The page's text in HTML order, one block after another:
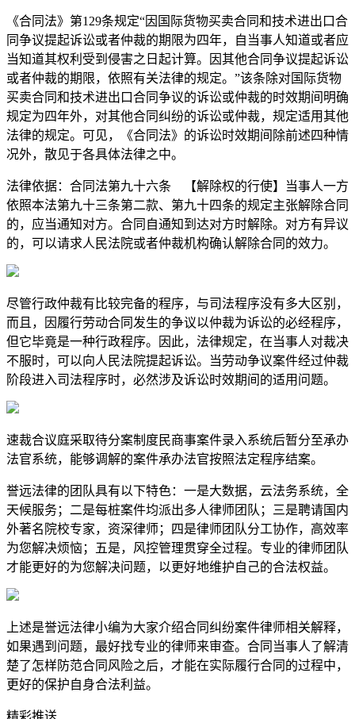
《合同法》第129条规定“因国际货物买卖合同和技术进出口合
同争议提起诉讼或者仲裁的期限为四年，自当事人知道或者应
当知道其权利受到侵害之日起计算。因其他合同争议提起诉讼
或者仲裁的期限，依照有关法律的规定。”该条除对国际货物
买卖合同和技术进出口合同争议的诉讼或仲裁的时效期间明确
规定为四年外，对其他合同纠纷的诉讼或仲裁，规定适用其他
法律的规定。可见，《合同法》的诉讼时效期间除前述四种情
况外，散见于各具体法律之中。
法律依据：合同法第九十六条 【解除权的行使】当事人一方
依照本法第九十三条第二款、第九十四条的规定主张解除合同
的，应当通知对方。合同自通知到达对方时解除。对方有异议
的，可以请求人民法院或者仲裁机构确认解除合同的效力。
尽管行政仲裁有比较完备的程序，与司法程序没有多大区别，
而且，因履行劳动合同发生的争议以仲裁为诉讼的必经程序，
但它毕竟是一种行政程序。因此，法律规定，在当事人对裁决
不服时，可以向人民法院提起诉讼。当劳动争议案件经过仲裁
阶段进入司法程序时，必然涉及诉讼时效期间的适用问题。
速裁合议庭采取待分案制度民商事案件录入系统后暂分至承办
法官系统，能够调解的案件承办法官按照法定程序结案。
誉远法律的团队具有以下特色：一是大数据，云法务系统，全
天候服务；二是每桩案件均派出多人律师团队；三是聘请国内
外著名院校专家，资深律师；四是律师团队分工协作，高效率
为您解决烦恼；五是，风控管理贯穿全过程。专业的律师团队
才能更好的为您解决问题，以更好地维护自己的合法权益。
上述是誉远法律小编为大家介绍合同纠纷案件律师相关解释，
如果遇到问题，最好找专业的律师来审查。合同当事人了解清
楚了怎样防范合同风险之后，才能在实际履行合同的过程中，
更好的保护自身合法利益。
精彩推送